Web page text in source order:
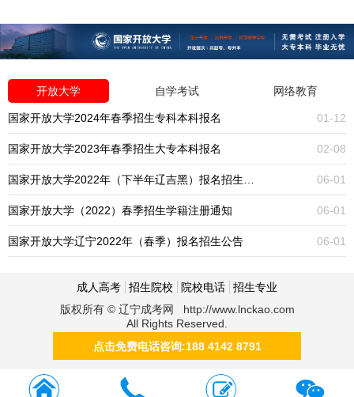
开放大学 自学考试 网络教育
01-12
国家开放大学2024年春季招生专科本科报名
02-08
国家开放大学2023年春季招生大专本科报名
06-01
06-01
国家开放大学（2022）春季招生学籍注册通知
06-01
国家开放大学辽宁2022年（春季）报名招生公告
成人高考 招生院校 院校电话
招生专业
版权所有 © 辽宁成考网 http://www.lnckao.com
All Rights Reserved.
点击免费电话咨询:188 4142 8791